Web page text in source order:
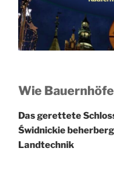
Wie
Das gerettete
Świdnickie
Landtechnik